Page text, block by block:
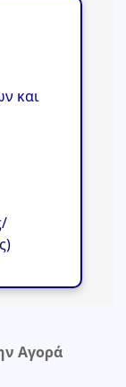
και
Αγορά